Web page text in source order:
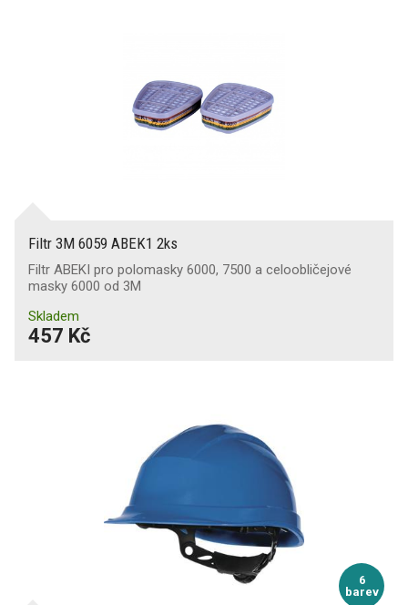
Filtr 3M 6059 ABEK1 2ks
Filtr ABEKI pro polomasky 6000, 7500 a celoobličejové
masky 6000 od 3M
Skladem
457 Kč
6
barev